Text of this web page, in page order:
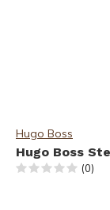
Hugo Boss
Hugo Boss
(0)